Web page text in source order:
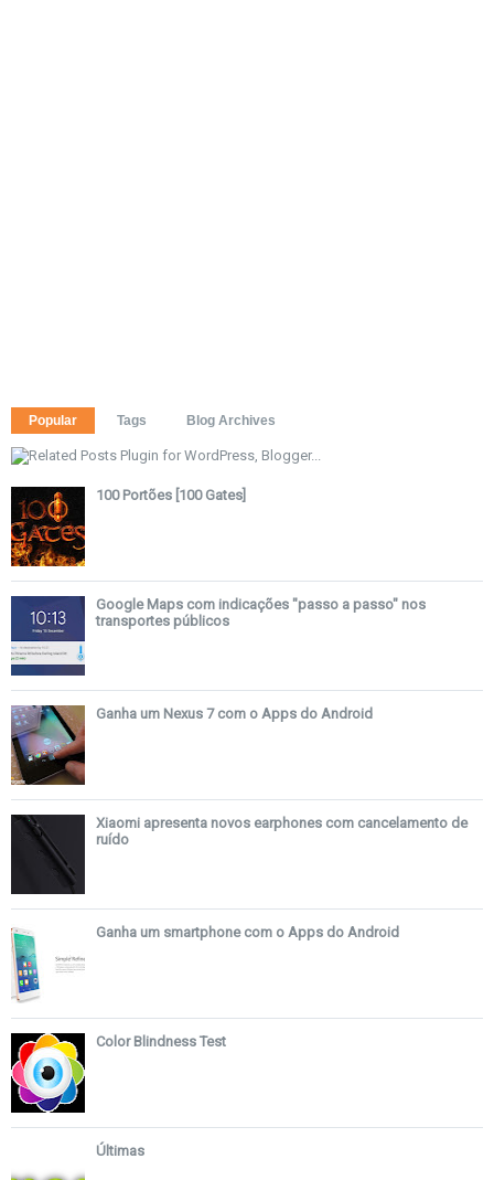
Popular Tags Blog Archives
100 Portões [100 Gates]
Google Maps com indicações "passo a passo" nos
transportes públicos
Ganha um Nexus 7 com o Apps do Android
Xiaomi apresenta novos earphones com cancelamento de
ruído
Ganha um smartphone com o Apps do Android
Color Blindness Test
Últimas